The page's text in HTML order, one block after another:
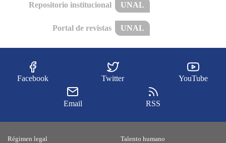
Repositorio institucional UNAL
Portal de revistas UNAL
Facebook Twitter YouTube
Email RSS
Régimen legal
Talento humano